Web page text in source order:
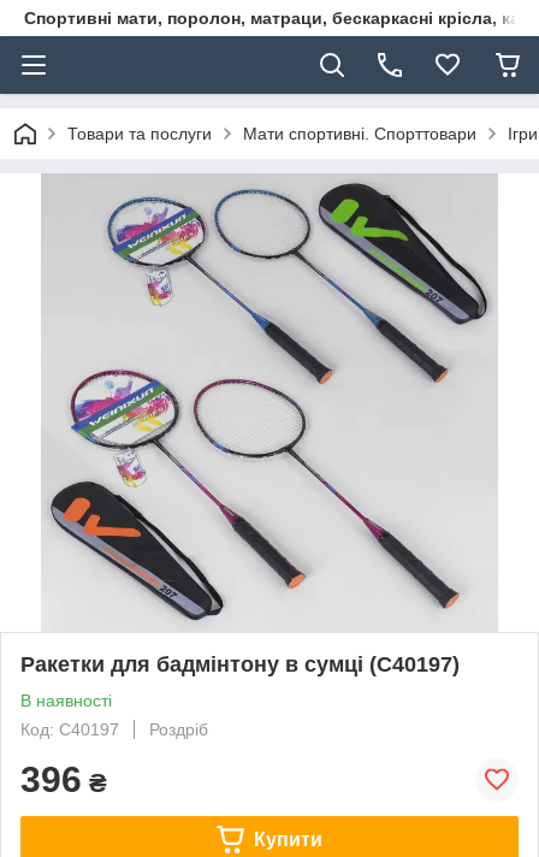
Спортивні мати, поролон, матраци, бескаркасні крісла,
Товари та послуги Мати спортивні. Спорттовари
Ракетки для бадмінтону в сумці (C40197)
В наявності
Код: C40197
Роздріб
396 ₴
Купити